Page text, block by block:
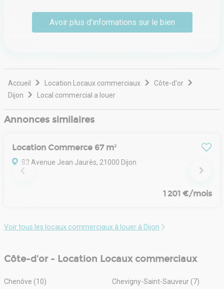
son marché, MAX-IM vous accompagnera sur :
- La stratégie immobilière : conseil, analyse de locaux,
investissement, recherche, montage d'opération clé en
- La gestion immobilière : locative, juridique, technique
Confiez à MAX-IM son prochain challenge !
Avoir plus d'informations sur le bien
Accueil Location Locaux commerciaux
Côte-d'or
Dijon
Local commercial a louer
Annonces similaires
Location Commerce 67 m²
83 Avenue Jean Jaurès, 21000 Dijon
1 201 €/mois
Voir tous les locaux commerciaux à louer à Dijon
Côte-d'or - Location Locaux commerciaux
Chenôve (10) Chevigny-Saint-Sauveur (7)